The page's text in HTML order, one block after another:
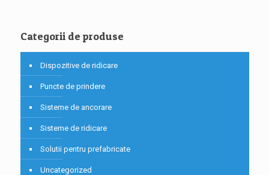
Categorii de produse
Dispozitive de ridicare
Puncte de prindere
Sisteme de ancorare
Sisteme de ridicare
Solutii pentru prefabricate
Uncategorized